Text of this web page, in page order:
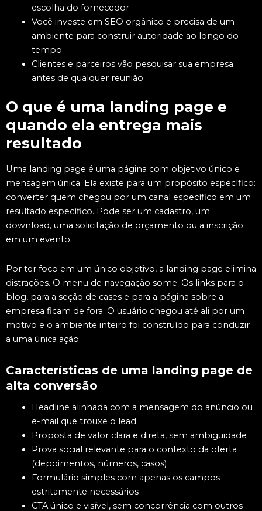
escolha do fornecedor
Você investe em SEO orgânico e precisa de um
ambiente para construir autoridade ao longo do
tempo
Clientes e parceiros vão pesquisar sua empresa
antes de qualquer reunião
O que é uma landing page e
quando ela entrega mais
resultado
Uma landing page é uma página com objetivo único e
mensagem única. Ela existe para um propósito específico:
converter quem chegou por um canal específico em um
resultado específico. Pode ser um cadastro, um
download, uma solicitação de orçamento ou a inscrição
em um evento.
Por ter foco em um único objetivo, a landing page elimina
distrações. O menu de navegação some. Os links para o
blog, para a seção de cases e para a página sobre a
empresa ficam de fora. O usuário chegou até ali por um
motivo e o ambiente inteiro foi construído para conduzir
a uma única ação.
Características de uma landing page de
alta conversão
Headline alinhada com a mensagem do anúncio ou
e-mail que trouxe o lead
Proposta de valor clara e direta, sem ambiguidade
Prova social relevante para o contexto da oferta
(depoimentos, números, casos)
Formulário simples com apenas os campos
estritamente necessários
CTA único e visível, sem concorrência com outros